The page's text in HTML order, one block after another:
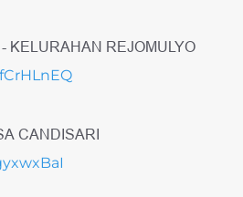
KELURAHAN REJOMULYO
CANDISARI